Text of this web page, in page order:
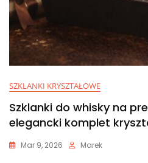
SZKLANKI KRYSZTAŁOWE
Szklanki do whisky na
elegancki komplet
Mar 9, 2026 Marek